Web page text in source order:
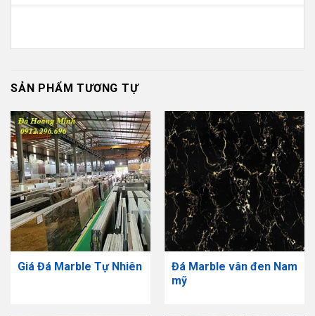
SẢN PHẨM TƯƠNG TỰ
Giá Đá Marble Tự Nhiên
Đá Marble vân đen Nam
mỹ